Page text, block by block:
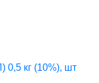
0,5 кг (10%), шт